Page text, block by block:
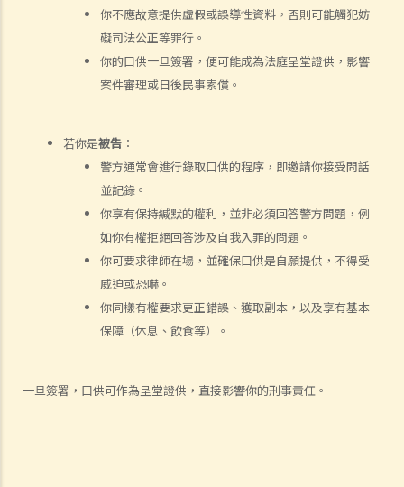
你不應故意提供虛假或誤導性資料，否則可能觸犯妨
礙司法公正等罪行。
你的口供一旦簽署，便可能成為法庭呈堂證供，影響
案件審理或日後民事索償。
若你是被告：
警方通常會進行錄取口供的程序，即邀請你接受問話
並記錄。
你享有保持緘默的權利，並非必須回答警方問題，例
如你有權拒絕回答涉及自我入罪的問題。
你可要求律師在場，並確保口供是自願提供，不得受
威迫或恐嚇。
你同樣有權要求更正錯誤、獲取副本，以及享有基本
保障（休息、飲食等）。
一旦簽署，口供可作為呈堂證供，直接影響你的刑事責任。
6. 證明書（收費安排）
8. 委託專家擬備報告的守則
9. 核對表評檢及案件管理問卷
就人身傷害提出申索，是否存在時限？
就人身傷害提出申索，會取得多少賠償？
涉及非致命意外的申索
若我因人身傷害提出申索，可否申請法律援助？
法律援助輔助計劃
香港律師會大埔火災緊急免費法律諮詢熱線
逝者家屬